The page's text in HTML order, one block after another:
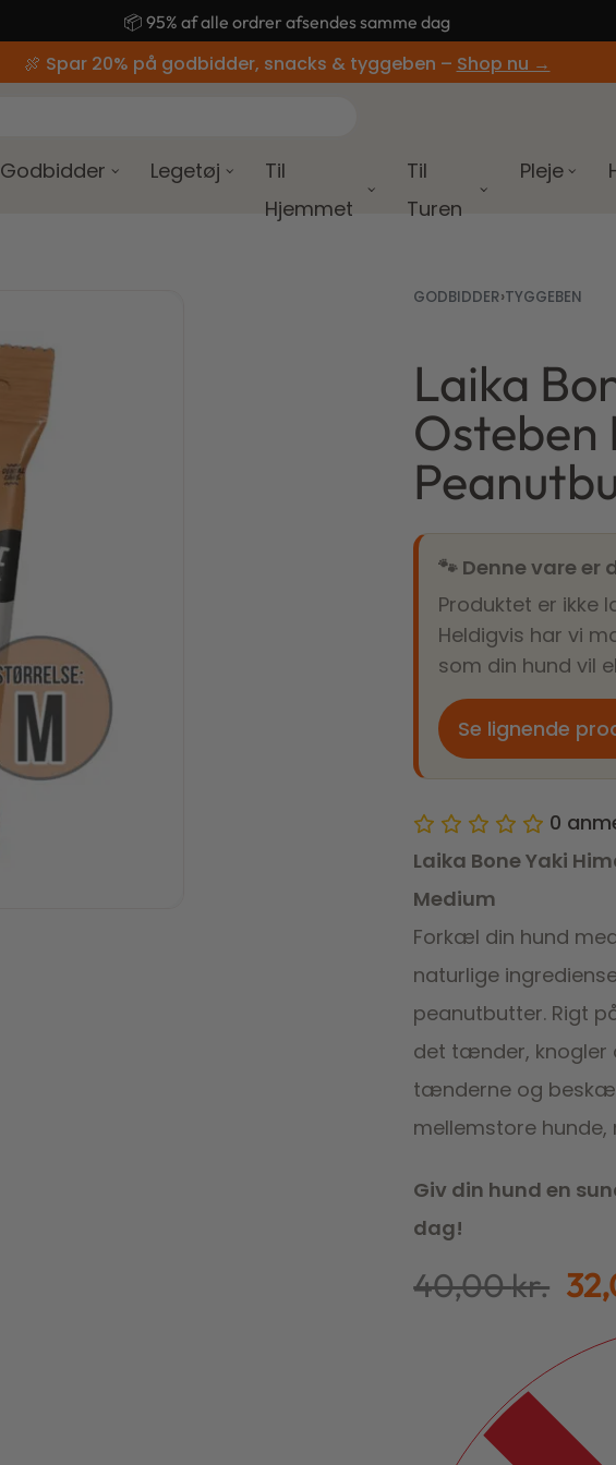
🚚 Gratis fragt ved køb over 499,-
🍖 Spar 20% på godbidder, snacks & tyggeben – Shop nu →
Godbidder Legetøj
Til
Hjemmet
Til
Turen
Pleje
GODBIDDER›TYGGEBEN
18,75kr.15,00kr.
50,00kr.40,00kr.
Laika
Osteben
🐾 Denne vare
Produktet er ikke
Heldigvis har vi
som din hund vil
Se lignende
0
Laika Bone Yaki
Medium
Forkæl din hund
naturlige
peanutbutter. Rigt
det tænder, knogler
tænderne og
mellemstore
Giv din hund en
dag!
40,00kr.